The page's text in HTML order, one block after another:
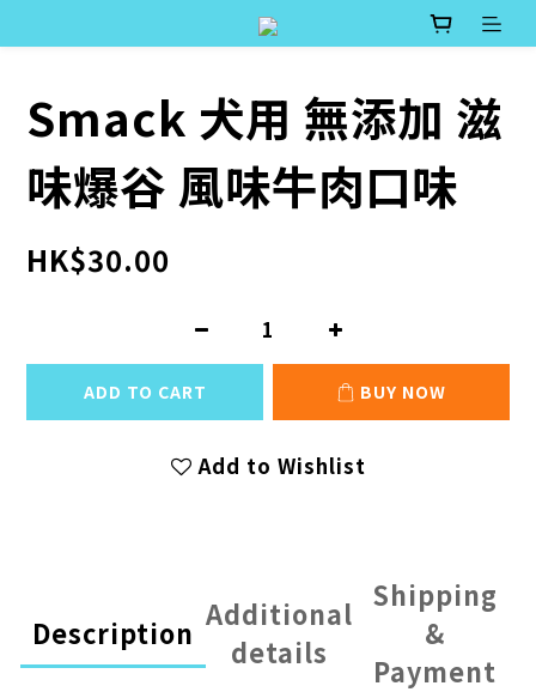
Smack 犬用 無添加 滋
味爆谷 風味牛肉口味
HK$30.00
ADD TO CART BUY NOW
Add to Wishlist
Description
Additional
details
Shipping
&
Payment